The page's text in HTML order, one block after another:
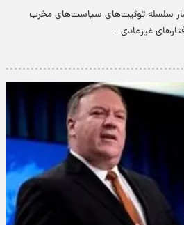
سلسله توئیت‌های سیاست‌های مخرب
غیرعادی…